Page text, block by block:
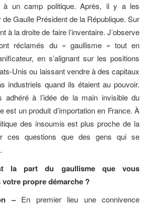
à un camp politique. Après, il y a les
Gaulle Président de la République. Sur
à la droite de faire l’inventaire. J’observe
réclamés du « gaullisme » tout en
en s’alignant sur les positions
Unis ou laissant vendre à des capitaux
industriels quand ils étaient au pouvoir.
adhéré à l’idée de la main invisible du
est un produit d’importation en France. À
des insoumis est plus proche de la
ces questions que des gens qui se
la part du gaullisme que vous
propre démarche ?
–En premier lieu une connivence